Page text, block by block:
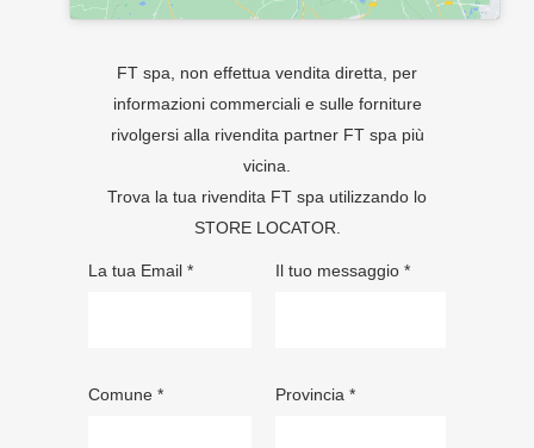
FT spa, non effettua vendita diretta, per
informazioni commerciali e sulle forniture
rivolgersi alla rivendita partner FT spa più
vicina.
Trova la tua rivendita FT spa utilizzando lo
STORE LOCATOR
La tua Email *
Comune *
Il tuo messaggio *
Provincia *